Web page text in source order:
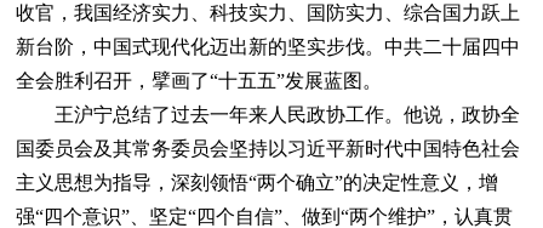
收官，我国经济实力、科技实力、国防实力、综合国力跃上
新台阶，中国式现代化迈出新的坚实步伐。中共二十届四中
全会胜利召开，擘画了“十五五”发展蓝图。
王沪宁总结了过去一年来人民政协工作。他说，政协全
国委员会及其常务委员会坚持以习近平新时代中国特色社会
主义思想为指导，深刻领悟“两个确立”的决定性意义，增
强“四个意识”、坚定“四个自信”、做到“两个维护”，认真贯